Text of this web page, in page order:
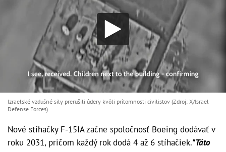
Izraelské vzdušné sily prerušili údery kvôli prítomnosti civilistov (Zdroj: X/Israel
Defense Forces)
Nové stíhačky F-15IA začne spoločnosť Boeing dodávať v
roku 2031, pričom každý rok dodá 4 až 6 stíhačiek."Táto